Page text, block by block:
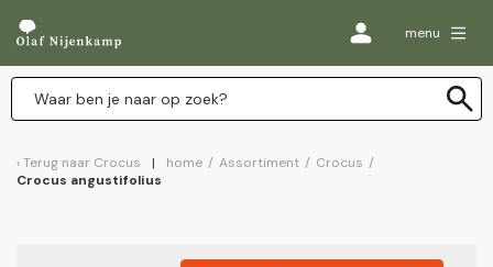
menu
Terug naar Crocus home / Assortiment / Crocus /
Crocus angustifolius